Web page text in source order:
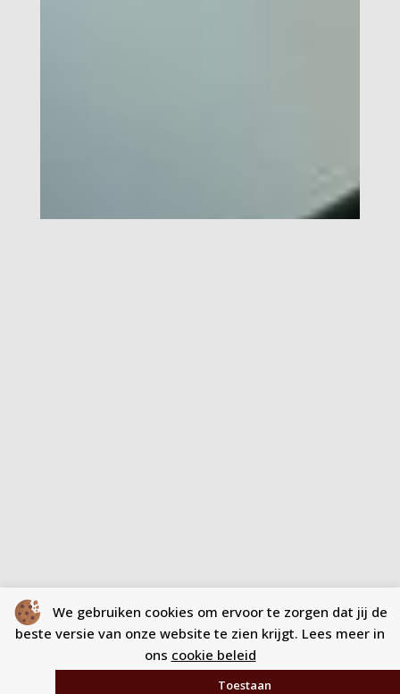
We gebruiken cookies om ervoor te zorgen dat jij de
beste versie van onze website te zien krijgt. Lees meer in
ons cookie beleid
Toestaan